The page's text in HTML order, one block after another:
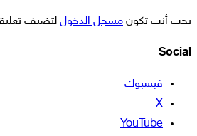
يجب أنت تكون مسجل الدخول لتضيف
Social
فيسبوك
‫X
‫YouTube